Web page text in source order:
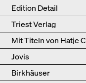
Edition Detail
Triest Verlag
Mit Titeln von Hatje
Promedia
Jovis
Birkhäuser